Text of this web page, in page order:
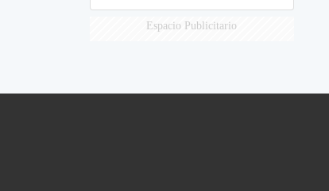
Espacio Publicitario